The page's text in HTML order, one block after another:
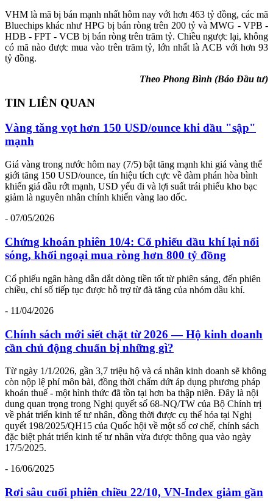
VHM là mã bị bán mạnh nhất hôm nay với hơn 463 tỷ đồng, các mã
Bluechips khác như HPG bị bán ròng trên 200 tỷ và MWG - VPB -
HDB - FPT - VCB bị bán ròng trên trăm tỷ. Chiều ngược lại, không
có mã nào được mua vào trên trăm tỷ, lớn nhất là ACB với hơn 93
tỷ đồng.
Theo Phong Bình (Báo Đầu tư)
TIN LIÊN QUAN
Vàng tăng vọt hơn 150 USD/ounce khi dầu "sập"
mạnh
Giá vàng trong nước hôm nay (7/5) bật tăng mạnh khi giá vàng thế
giới tăng 150 USD/ounce, tín hiệu tích cực về đàm phán hòa bình
khiến giá dầu rớt mạnh, USD yếu đi và lợi suất trái phiếu kho bạc
giảm là nguyên nhân chính khiến vàng lao dốc.
- 07/05/2026
Chứng khoán phiên 10/4: Cổ phiếu dầu khí lại nổi
sóng, khối ngoại mua ròng hơn 800 tỷ đồng
Cổ phiếu ngân hàng dẫn dắt dòng tiền tốt từ phiên sáng, đến phiên
chiều, chỉ số tiếp tục được hỗ trợ từ đà tăng của nhóm dầu khí.
- 11/04/2026
Chính sách mới siết chặt từ 2026 — Hộ kinh doanh
cần chủ động chuẩn bị những gì?
Từ ngày 1/1/2026, gần 3,7 triệu hộ và cá nhân kinh doanh sẽ không
còn nộp lệ phí môn bài, đồng thời chấm dứt áp dụng phương pháp
khoán thuế - một hình thức đã tồn tại hơn ba thập niên. Đây là nội
dung quan trọng trong Nghị quyết số 68-NQ/TW của Bộ Chính trị
về phát triển kinh tế tư nhân, đồng thời được cụ thể hóa tại Nghị
quyết 198/2025/QH15 của Quốc hội về một số cơ chế, chính sách
đặc biệt phát triển kinh tế tư nhân vừa được thông qua vào ngày
17/5/2025.
- 16/06/2025
Rơi sâu cuối phiên chiều 22/10, VN-Index giảm gần